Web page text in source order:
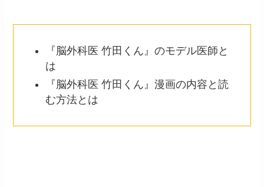
『脳外科医 竹田くん』のモデル医師と
は
『脳外科医 竹田くん』漫画の内容と読
む方法とは